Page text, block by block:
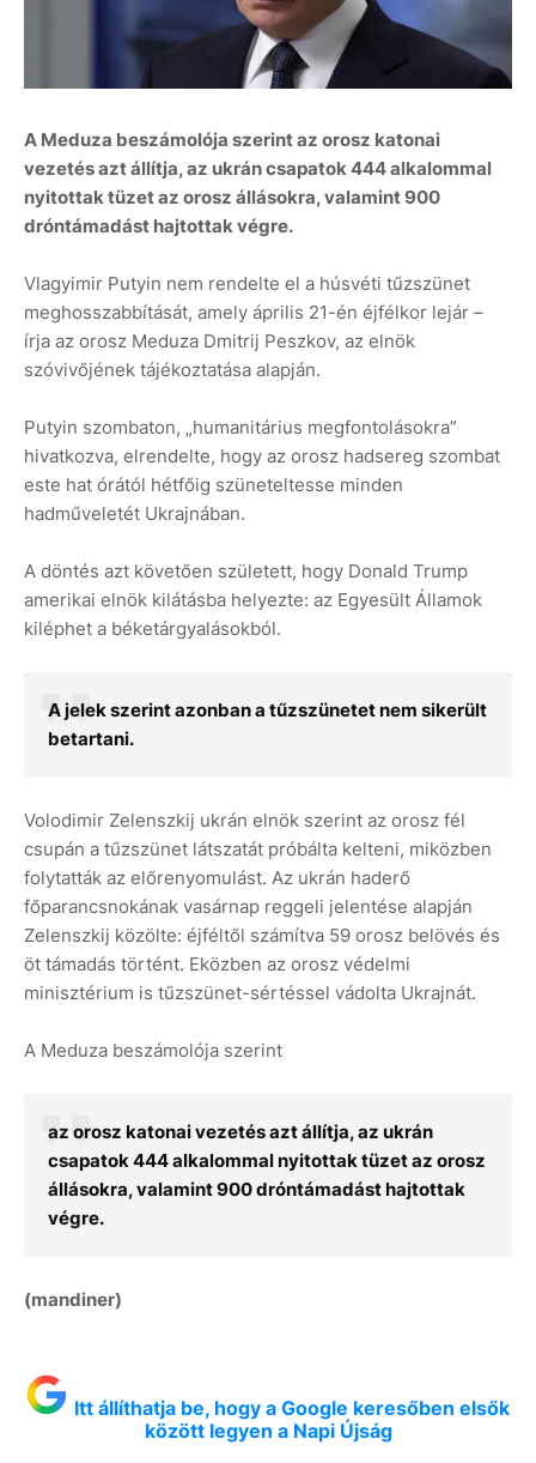
A Meduza beszámolója szerint az orosz katonai
vezetés azt állítja, az ukrán csapatok 444 alkalommal
nyitottak tüzet az orosz állásokra, valamint 900
dróntámadást hajtottak végre.
Vlagyimir Putyin nem rendelte el a húsvéti tűzszünet
meghosszabbítását, amely április 21-én éjfélkor lejár –
írja az orosz Meduza Dmitrij Peszkov, az elnök
szóvivőjének tájékoztatása alapján.
Putyin szombaton, „humanitárius megfontolásokra”
hivatkozva, elrendelte, hogy az orosz hadsereg szombat
este hat órától hétfőig szüneteltesse minden
hadműveletét Ukrajnában.
A döntés azt követően született, hogy Donald Trump
amerikai elnök kilátásba helyezte: az Egyesült Államok
kiléphet a béketárgyalásokból.
A jelek szerint azonban a tűzszünetet nem sikerült
betartani.
Volodimir Zelenszkij ukrán elnök szerint az orosz fél
csupán a tűzszünet látszatát próbálta kelteni, miközben
folytatták az előrenyomulást. Az ukrán haderő
főparancsnokának vasárnap reggeli jelentése alapján
Zelenszkij közölte: éjféltől számítva 59 orosz belövés és
öt támadás történt. Eközben az orosz védelmi
minisztérium is tűzszünet-sértéssel vádolta Ukrajnát.
A Meduza beszámolója szerint
az orosz katonai vezetés azt állítja, az ukrán
csapatok 444 alkalommal nyitottak tüzet az orosz
állásokra, valamint 900 dróntámadást hajtottak
végre.
(mandiner)
Itt állíthatja be, hogy a Google keresőben elsők
között legyen a Napi Újság